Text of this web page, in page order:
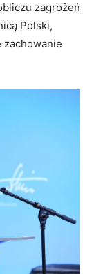
zagrożeń
Polski,
zachowanie